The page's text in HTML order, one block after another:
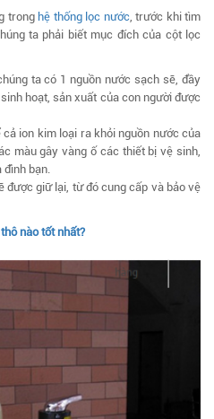
trong hệ thống lọc nước, trước khi tìm
ta phải biết mục đích của cột lọc
ta có 1 nguồn nước sạch sẽ, đầy
hoạt, sản xuất của con người được
ion kim loại ra khỏi nguồn nước của
màu gây vàng ố các thiết bị vệ sinh,
bạn.
được giữ lại, từ đó cung cấp và bảo vệ
nào tốt nhất?